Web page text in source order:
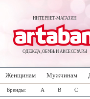
ИНТЕРНЕТ-МАГАЗИН
ОДЕЖДА, ОБУВЬ И АКСЕССУАРЫ
Женщинам Мужчинам
Бренды: A B C